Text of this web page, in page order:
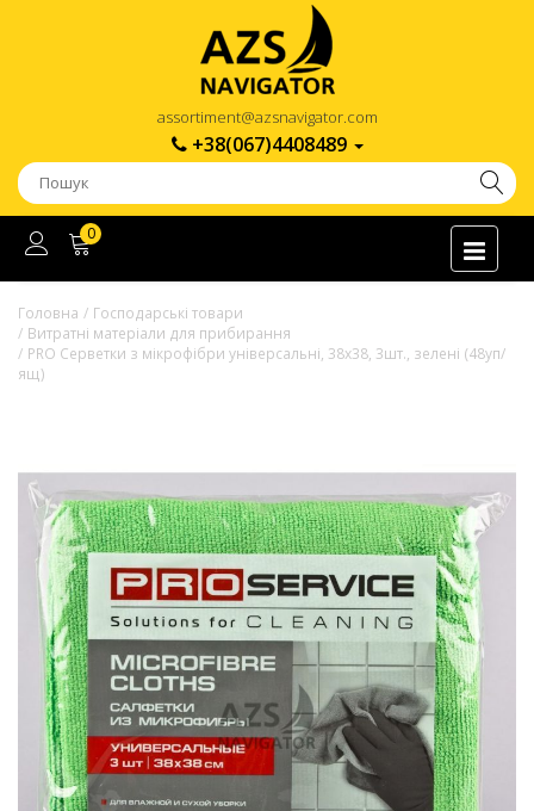
assortiment@azsnavigator.com
+38(067)4408489
0
Головна
Господарські товари
Витратні матеріали для прибирання
PRO Серветки з мікрофібри універсальні, 38х38, 3шт., зелені (48уп/
ящ)